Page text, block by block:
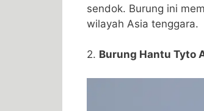
sendok. Burung ini
wilayah Asia tenggara.
2. Burung Hantu Tyto